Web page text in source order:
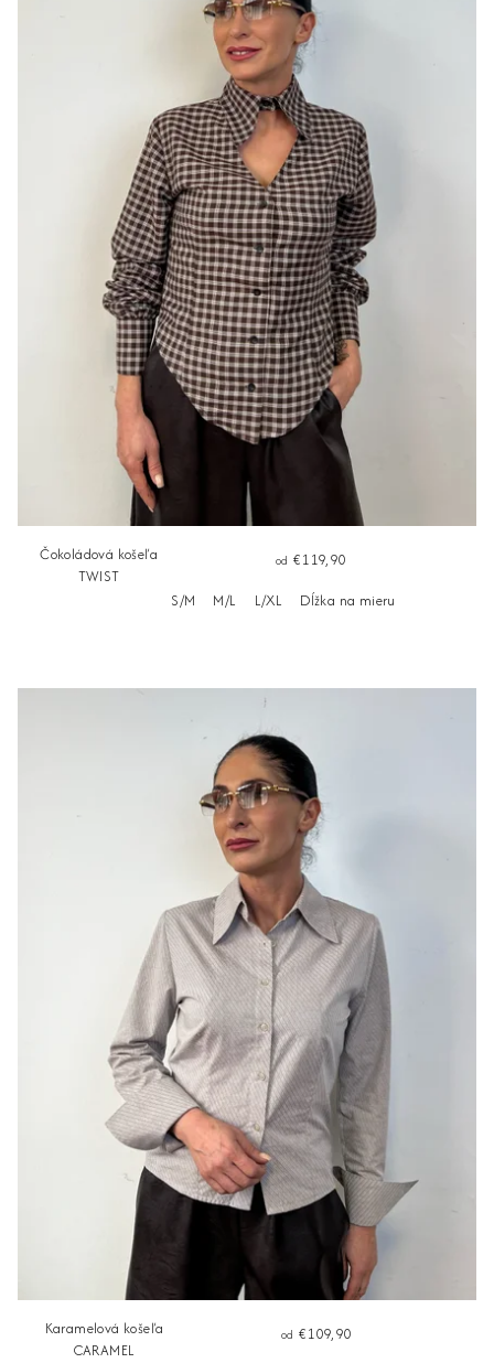
Čokoládová košeľa
TWIST
od €119,90
S/M
M/L L/XL Dĺžka na mieru
Karamelová košeľa
CARAMEL
od €109,90